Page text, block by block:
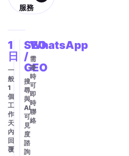
服務
1
日
一
般
1
個
工
作
天
內
回
覆
SEO
/
GEO
搜
尋
與
AI
可
見
度
諮
詢
WhatsApp
需
要
時
可
即
時
聯
絡